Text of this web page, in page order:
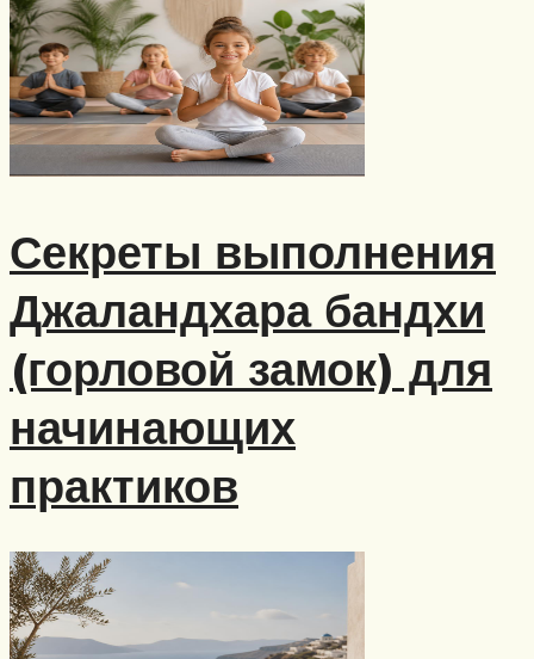
Секреты выполнения
Джаландхара бандхи
(горловой замок) для
начинающих
практиков